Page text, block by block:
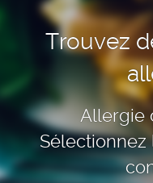
Trouvez
Allergie